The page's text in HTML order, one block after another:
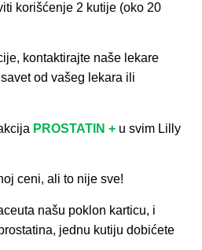
korišćenje 2 kutije (oko 20
kontaktirajte naše lekare
od vašeg lekara ili
PROSTATIN + u svim Lilly
ceni, ali to nije sve!
našu poklon karticu, i
jednu kutiju dobićete